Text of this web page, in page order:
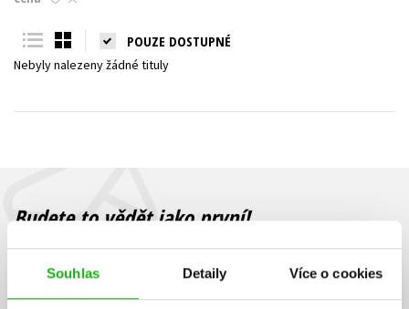
Souhlas Detaily Více o cookies
Young adult (SK)
Všechny tituly
POUZE DOSTUPNÉ
Nebyly nalezeny žádné tituly
Budete to vědět jako první!
Zajímá Vás, jaký knižní hit právě vychází, na jaké zboží je výhodná
sleva, jaká běží soutěž o ceny? Přihlášením k odběru našich e-
souhlasíte se zpracováním osobních údajů